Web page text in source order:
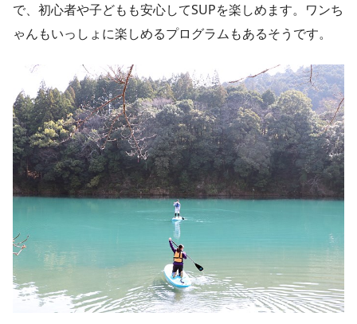
で、初心者や子どもも安心してSUPを楽しめます。ワンち
ゃんもいっしょに楽しめるプログラムもあるそうです。